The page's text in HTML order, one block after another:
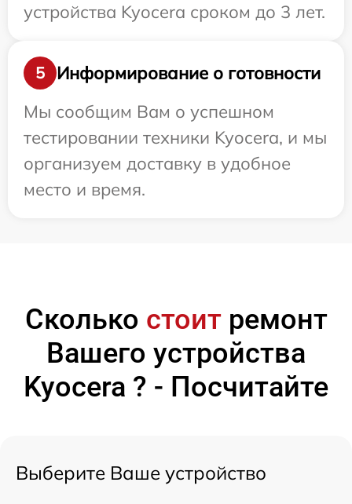
устройства Kyocera сроком до 3 лет.
5
Информирование о готовности
Мы сообщим Вам о успешном
тестировании техники Kyocera, и мы
организуем доставку в удобное
место и время.
Сколько стоитремонт
Вашего устройства
Kyocera ? - Посчитайте
Выберите Ваше устройство